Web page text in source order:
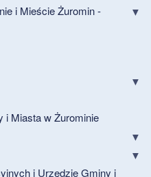
i Mieście Żuromin -
i Miasta w Żurominie
i Urzędzie Gminy i